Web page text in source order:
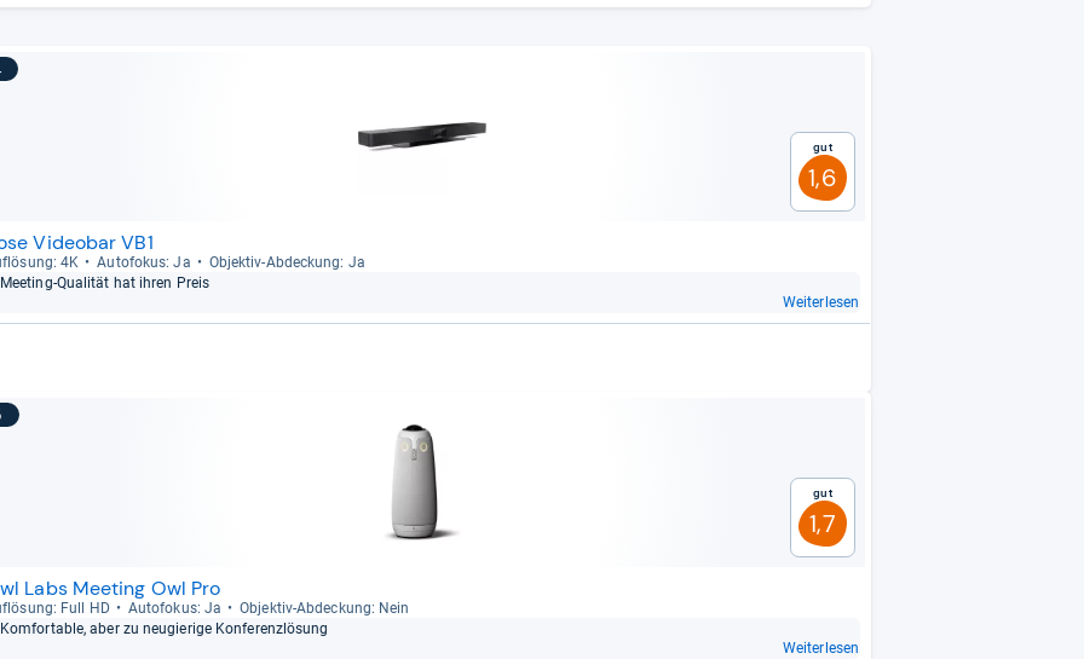
Gut
1,6
Videobar VB1
4K Auto­fo­kus: Ja
Objek­tiv-​Abde­ckung: Ja
Mee­ting-​Qua­li­tät hat ihren Preis
Weiterlesen
Gut
1,7
Labs Meeting Owl Pro
Full HD Auto­fo­kus: Ja
Objek­tiv-​Abde­ckung: Nein
Kom­for­ta­ble, aber zu neu­gie­rige Kon­fe­renz­lö­sung
Weiterlesen